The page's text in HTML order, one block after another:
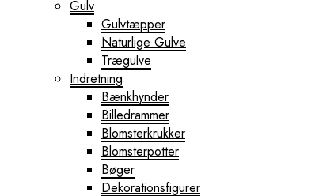
Gulv
Gulvtæpper
Naturlige Gulve
Trægulve
Indretning
Bænkhynder
Billedrammer
Blomsterkrukker
Blomsterpotter
Bøger
Dekorationsfigurer